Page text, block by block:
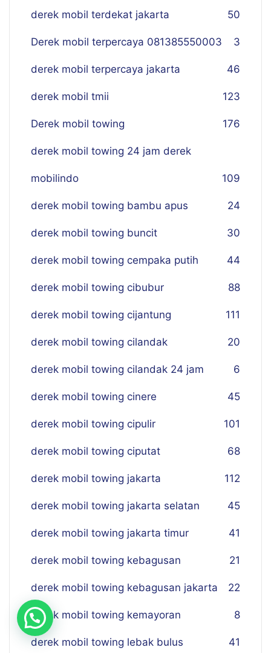
derek mobil terdekat jakarta 50
Derek mobil terpercaya 081385550003 3
derek mobil terpercaya jakarta 46
derek mobil tmii 123
Derek mobil towing 176
derek mobil towing 24 jam derek
mobilindo 109
derek mobil towing bambu apus 24
derek mobil towing buncit 30
derek mobil towing cempaka putih 44
derek mobil towing cibubur 88
derek mobil towing cijantung 111
derek mobil towing cilandak 20
derek mobil towing cilandak 24 jam 6
derek mobil towing cinere 45
derek mobil towing cipulir 101
derek mobil towing ciputat 68
derek mobil towing jakarta 112
derek mobil towing jakarta selatan 45
derek mobil towing jakarta timur 41
derek mobil towing kebagusan 21
derek mobil towing kebagusan jakarta 22
derek mobil towing kemayoran 8
derek mobil towing lebak bulus 41